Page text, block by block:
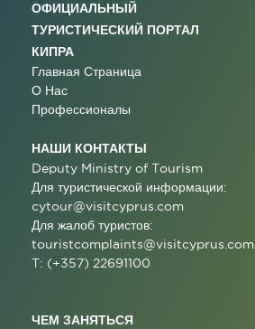
ОФИЦИАЛЬНЫЙ
ТУРИСТИЧЕСКИЙ ПОРТАЛ
КИПРА
Главная Страница
О Нас
Профессионалы
НАШИ КОНТАКТЫ
Deputy Ministry of Tourism
Для туристической информации:
cytour@visitcyprus.com
Для жалоб туристов:
touristcomplaints@visitcyprus.com
T: (+357) 22691100
ЧЕМ ЗАНЯТЬСЯ